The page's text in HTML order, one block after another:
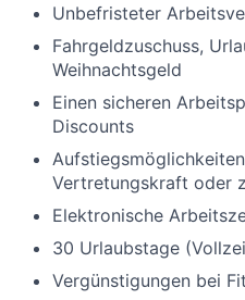
Unbefristeter
Fahrgeldzuschuss,
Weihnachtsgeld
Einen sicheren
Discounts
Vertretungskraft oder
Elektronische
30 Urlaubstage
Vergünstigungen bei